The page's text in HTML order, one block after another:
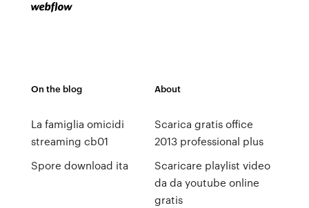
On the blog
La famiglia omicidi
streaming cb01
Spore download ita
About
Scarica gratis office
2013 professional plus
Scaricare playlist video
da da youtube online
gratis